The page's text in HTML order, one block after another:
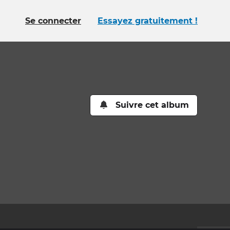
Se connecter Essayez gratuitement !
Suivre cet album